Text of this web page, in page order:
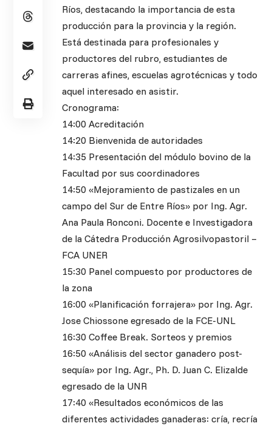
Ríos, destacando la importancia de esta
producción para la provincia y la región.
Está destinada para profesionales y
productores del rubro, estudiantes de
carreras afines, escuelas agrotécnicas y todo
aquel interesado en asistir.
Cronograma:
14:00 Acreditación
14:20 Bienvenida de autoridades
14:35 Presentación del módulo bovino de la
Facultad por sus coordinadores
14:50 «Mejoramiento de pastizales en un
campo del Sur de Entre Ríos» por Ing. Agr.
Ana Paula Ronconi. Docente e Investigadora
de la Cátedra Producción Agrosilvopastoril –
FCA UNER
15:30 Panel compuesto por productores de
la zona
16:00 «Planificación forrajera» por Ing. Agr.
Jose Chiossone egresado de la FCE-UNL
16:30 Coffee Break. Sorteos y premios
16:50 «Análisis del sector ganadero post-
sequía» por Ing. Agr., Ph. D. Juan C. Elizalde
egresado de la UNR
17:40 «Resultados económicos de las
diferentes actividades ganaderas: cría, recría